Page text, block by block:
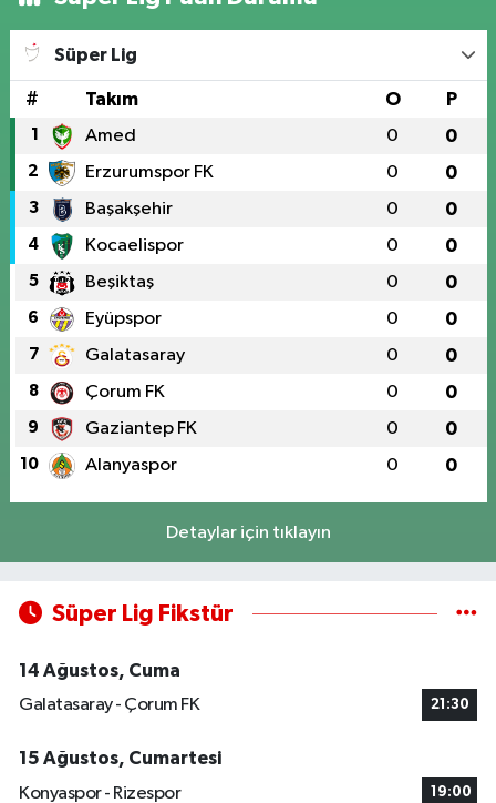
Süper Lig
# Takım O P
1 Amed 0 0
2 Erzurumspor FK 0 0
3 Başakşehir 0 0
4 Kocaelispor 0 0
5 Beşiktaş 0 0
6 Eyüpspor 0 0
7 Galatasaray 0 0
8 Çorum FK 0 0
9 Gaziantep FK 0 0
10 Alanyaspor 0 0
Detaylar için tıklayın
Süper Lig Fikstür
14 Ağustos, Cuma
Galatasaray - Çorum FK
21:30
15 Ağustos, Cumartesi
Konyaspor - Rizespor
19:00